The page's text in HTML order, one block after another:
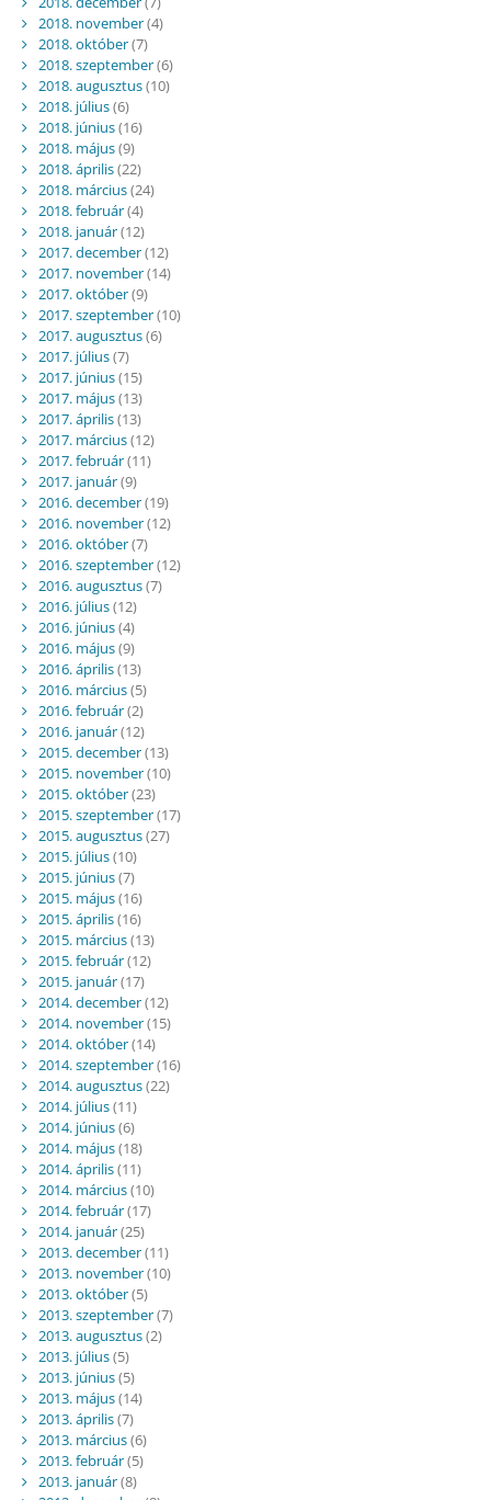
2018. november(4)
2018. október(7)
2018. szeptember(6)
2018. augusztus(10)
2018. július(6)
2018. június(16)
2018. május(9)
2018. április(22)
2018. március(24)
2018. február(4)
2018. január(12)
2017. december(12)
2017. november(14)
2017. október(9)
2017. szeptember(10)
2017. augusztus(6)
2017. július(7)
2017. június(15)
2017. május(13)
2017. április(13)
2017. március(12)
2017. február(11)
2017. január(9)
2016. december(19)
2016. november(12)
2016. október(7)
2016. szeptember(12)
2016. augusztus(7)
2016. július(12)
2016. június(4)
2016. május(9)
2016. április(13)
2016. március(5)
2016. február(2)
2016. január(12)
2015. december(13)
2015. november(10)
2015. október(23)
2015. szeptember(17)
2015. augusztus(27)
2015. július(10)
2015. június(7)
2015. május(16)
2015. április(16)
2015. március(13)
2015. február(12)
2015. január(17)
2014. december(12)
2014. november(15)
2014. október(14)
2014. szeptember(16)
2014. augusztus(22)
2014. július(11)
2014. június(6)
2014. május(18)
2014. április(11)
2014. március(10)
2014. február(17)
2014. január(25)
2013. december(11)
2013. november(10)
2013. október(5)
2013. szeptember(7)
2013. augusztus(2)
2013. július(5)
2013. június(5)
2013. május(14)
2013. április(7)
2013. március(6)
2013. február(5)
2013. január(8)